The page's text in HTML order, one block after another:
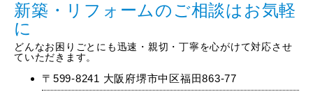
新築・リフォームのご相談はお気軽
に
どんなお困りごとにも迅速・親切・丁寧を心がけて対応させ
ていただきます。
〒599-8241 大阪府堺市中区福田863-77